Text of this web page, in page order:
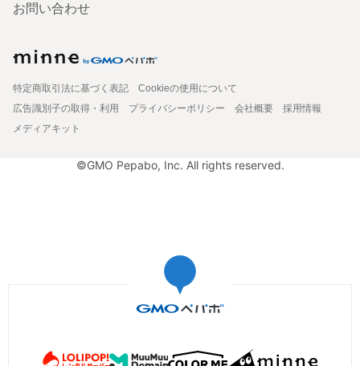
お問い合わせ
特定商取引法に基づく表記
Cookieの使用について
広告識別子の取得・利用
プライバシーポリシー 会社概要
採用情報
メディアキット
©GMO Pepabo, Inc. All rights reserved.